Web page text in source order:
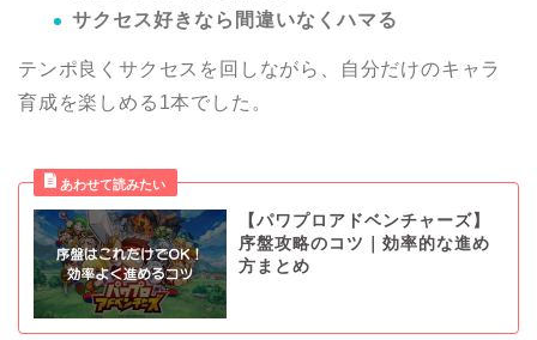
サクセス好きなら間違いなくハマる
テンポ良くサクセスを回しながら、自分だけのキャラ
育成を楽しめる1本でした。
【パワプロアドベンチャーズ】
序盤攻略のコツ｜効率的な進め
方まとめ